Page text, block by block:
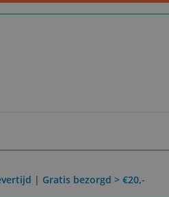
| Gratis bezorgd > €20,-